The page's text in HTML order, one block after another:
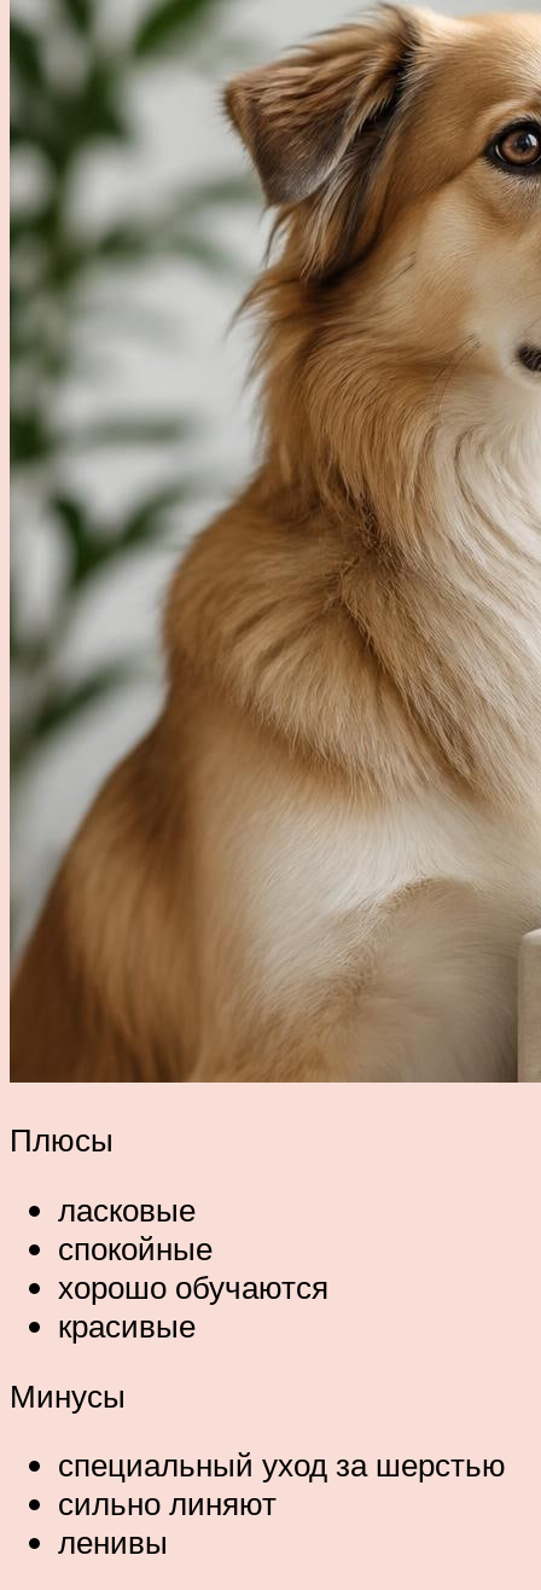
Плюсы
ласковые
спокойные
хорошо обучаются
красивые
Минусы
специальный уход за шерстью
сильно линяют
ленивы